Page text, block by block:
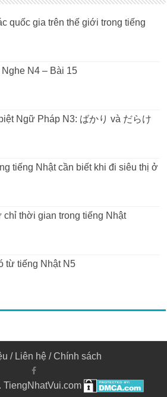
quốc gia trên thế giới trong tiếng
Nghe N4 – Bài 15
Ngữ Pháp N3: ばかり và だらけ
tiếng Nhật cần biết khi đi siêu thị ở
chỉ thời gian trong tiếng Nhật
từ tiếng Nhật N5
/ Liên hệ /Chính sách